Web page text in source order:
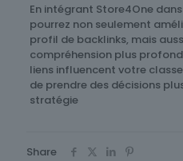
En intégrant Store4One
pourrez non seulement
profil de backlinks, mais
compréhension plus
liens influencent votre
de prendre des décisions
stratégie
Share